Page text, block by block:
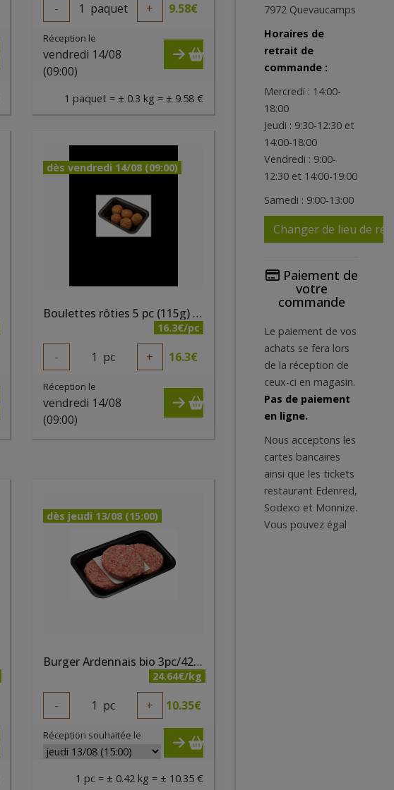
- 1 paquet + 9.58€
Réception le
vendredi 14/08
(09:00)
1 paquet = ± 0.3 kg = ± 9.58 €
dès vendredi 14/08 (09:00)
Boulettes rôties 5 pc (115g) bio - PQA
16.3€/pc
- 1 pc + 16.3€
Réception le
vendredi 14/08
(09:00)
dès jeudi 13/08 (15:00)
Burger Ardennais bio 3pc/420g - PQA
24.64€/kg
- 1 pc + 10.35€
Réception souhaitée le
1 pc = ± 0.42 kg = ± 10.35 €
7972 Quevaucamps
Horaires de
retrait de
commande :
Mercredi : 14:00-
18:00
Jeudi : 9:30-12:30 et
14:00-18:00
Vendredi : 9:00-
12:30 et 14:00-19:00
Samedi : 9:00-13:00
Changer de lieu de
Paiement de
votre
commande
Le paiement de vos
achats se fera lors
de la réception de
ceux-ci en magasin.
Pas de paiement
en ligne.
Nous acceptons les
cartes bancaires
ainsi que les tickets
restaurant Edenred,
Sodexo et Monnize.
Vous pouvez égal